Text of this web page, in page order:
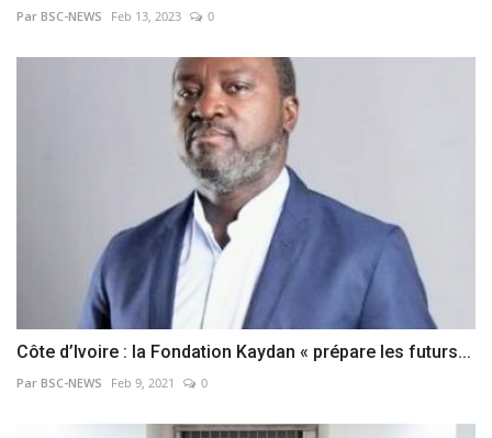
Par BSC-NEWS Feb 13, 2023 0
Côte d’Ivoire : la Fondation Kaydan « prépare les futurs...
Par BSC-NEWS Feb 9, 2021 0